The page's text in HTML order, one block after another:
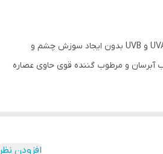
مناسب انواع پوست حتی پوست های مستعد به جوش بدون ایجاد رد سفیدی روی پوست (وایت کست) حفاظت از پوست در برابر اشعه های UVA و UVB بدون ایجاد سوزش چشم و
و مرطوب گننده قوی حاوی عصاره
افزودن نظر